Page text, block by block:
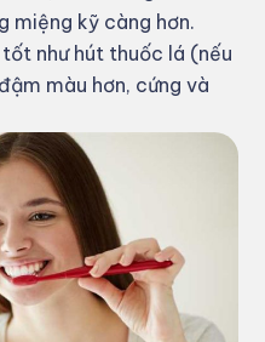
miệng kỹ càng hơn.
như hút thuốc lá (nếu
màu hơn, cứng và